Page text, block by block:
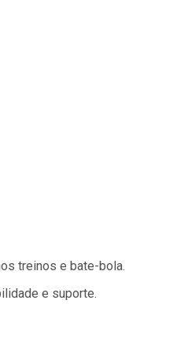
treinos e bate-bola.
e suporte.